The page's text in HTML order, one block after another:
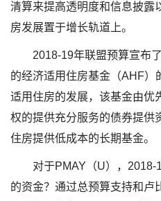
清算来提高透明度和信息披露
房发展置于增长轨道上。
2018-19年联盟预算宣布
的经济适用住房基金（AHF）
适用住房的发展，该基金由优
权的提供充分服务的债券提供
住房提供低成本的长期基金。
对于PMAY（U），
的资金？通过总预算支持和卢